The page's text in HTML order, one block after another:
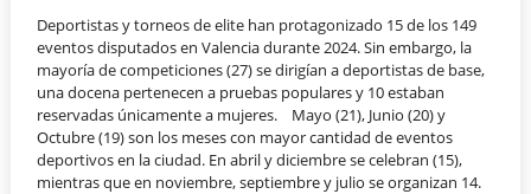
Deportistas y torneos de elite han protagonizado 15 de los 149
eventos disputados en Valencia durante 2024. Sin embargo, la
mayoría de competiciones (27) se dirigían a deportistas de base,
una docena pertenecen a pruebas populares y 10 estaban
reservadas únicamente a mujeres. Mayo (21), Junio (20) y
Octubre (19) son los meses con mayor cantidad de eventos
deportivos en la ciudad. En abril y diciembre se celebran (15),
mientras que en noviembre, septiembre y julio se organizan 14.